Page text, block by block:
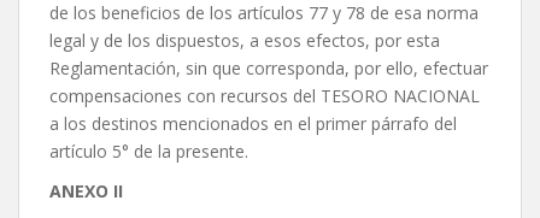
de los beneficios de los artículos 77 y 78 de esa norma
legal y de los dispuestos, a esos efectos, por esta
Reglamentación, sin que corresponda, por ello, efectuar
compensaciones con recursos del TESORO NACIONAL
a los destinos mencionados en el primer párrafo del
artículo 5° de la presente.
ANEXO II